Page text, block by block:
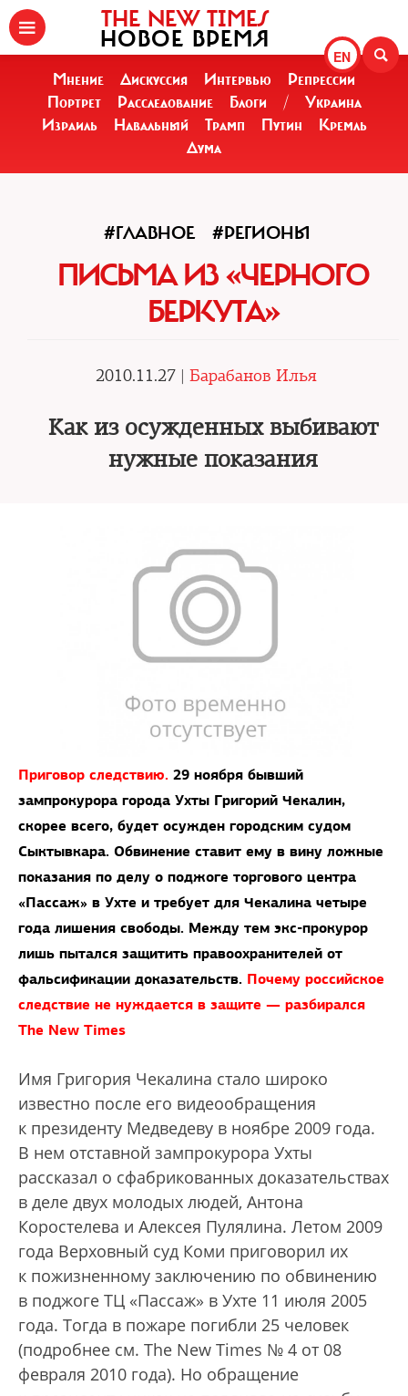
EN
THE NEW TIMES
НОВОЕ ВРЕМЯ
Мнение Дискуссия Интервью
Репрессии
Портрет
Расследование Блоги /
Украина
Израиль
Навальный Трамп Путин
Кремль
Дума
#ГЛАВНОЕ #РЕГИОНЫ
ПИСЬМА ИЗ «ЧЕРНОГО
БЕРКУТА»
2010.11.27 | Барабанов Илья
Как из осужденных выбивают
нужные показания
Приговор следствию. 29 ноября бывший
зампрокурора города Ухты Григорий Чекалин,
скорее всего, будет осужден городским судом
Сыктывкара. Обвинение ставит ему в вину ложные
показания по делу о поджоге торгового центра
«Пассаж» в Ухте и требует для Чекалина четыре
года лишения свободы. Между тем экс-прокурор
лишь пытался защитить правоохранителей от
фальсификации доказательств. Почему российское
следствие не нуждается в защите — разбирался
The New Times
Имя Григория Чекалина стало широко
известно после его видеообращения
к президенту Медведеву в ноябре 2009 года.
В нем отставной зампрокурора Ухты
рассказал о сфабрикованных доказательствах
в деле двух молодых людей, Антона
Коростелева и Алексея Пулялина. Летом 2009
года Верховный суд Коми приговорил их
к пожизненному заключению по обвинению
в поджоге ТЦ «Пассаж» в Ухте 11 июля 2005
года. Тогда в пожаре погибли 25 человек
(подробнее см. The New Times № 4 от 08
февраля 2010 года). Но обращение